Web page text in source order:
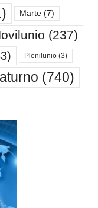
Marte (7)
(237)
Plenilunio (3)
(740)